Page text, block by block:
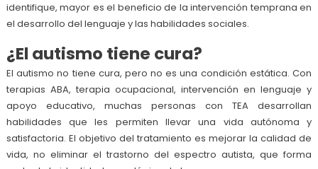
identifique, mayor es el beneficio de la intervención temprana en
el desarrollo del lenguaje y las habilidades sociales.
¿El autismo tiene cura?
El autismo no tiene cura, pero no es una condición estática. Con
terapias ABA, terapia ocupacional, intervención en lenguaje y
apoyo educativo, muchas personas con TEA desarrollan
habilidades que les permiten llevar una vida autónoma y
satisfactoria. El objetivo del tratamiento es mejorar la calidad de
vida, no eliminar el trastorno del espectro autista, que forma